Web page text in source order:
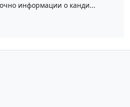
информации о канди...